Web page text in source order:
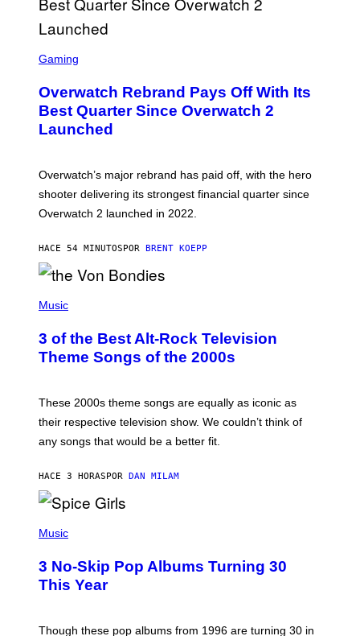
C
E
N
S
H
B
L
Z
R
D
Gaming
Overwatch Rebrand Pays Off With Its
Best Quarter Since Overwatch 2
Launched
Overwatch’s major rebrand has paid off, with the hero
shooter delivering its strongest financial quarter since
Overwatch 2 launched in 2022.
HACE 54 MINUTOS POR BRENT KOEPP
H
O
B
Y
M
E
C
A
T
/
R
E
I
G
Music
3 of the Best Alt-Rock Television
Theme Songs of the 2000s
These 2000s theme songs are equally as iconic as
their respective television show. We couldn’t think of
any songs that would be a better fit.
HACE 3 HORAS POR DAN MILAM
H
O
B
Y
M
Music
3 No-Skip Pop Albums Turning 30
This Year
Though these pop albums from 1996 are turning 30 in